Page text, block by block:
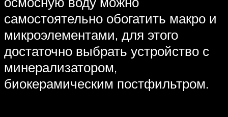
самостоятельно обогатить макро и
микроэлементами, для этого
достаточно выбрать устройство с
минерализатором,
биокерамическим постфильтром.